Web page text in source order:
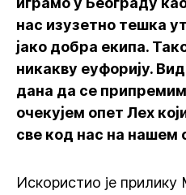
нас изузетно тешка
јако добра екипа.
никакву еуфорију.
дана да се
очекујем опет Лех
све код нас на нашем
Искористио је